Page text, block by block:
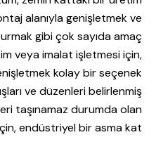
alanıyla genişletmek ve
gibi çok sayıda amaç
veya imalat işletmesi için,
kolay bir seçenek
ve düzenleri belirlenmiş
taşınamaz durumda olan
endüstriyel bir asma kat: